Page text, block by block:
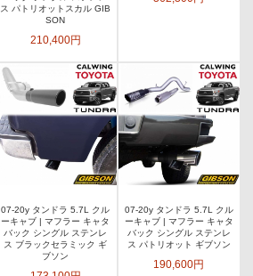
ス パトリオットスカル GIB
SON
210,400円
07-20y タンドラ 5.7L クル
ーキャブ | マフラー キャタ
バック シングル ステンレ
ス ブラックセラミック ギ
ブソン
07-20y タンドラ 5.7L クル
ーキャブ | マフラー キャタ
バック シングル ステンレ
ス パトリオット ギブソン
190,600円